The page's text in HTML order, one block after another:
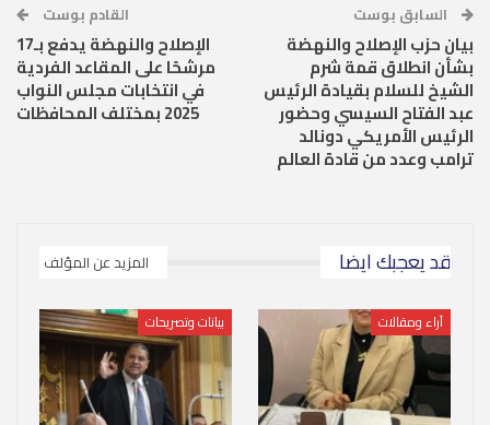
السابق بوست
بيان حزب الإصلاح والنهضة
بشأن انطلاق قمة شرم
الشيخ للسلام بقيادة الرئيس
عبد الفتاح السيسي وحضور
الرئيس الأمريكي دونالد
ترامب وعدد من قادة العالم
القادم بوست
الإصلاح والنهضة يدفع بـ17
مرشحًا على المقاعد الفردية
في انتخابات مجلس النواب
2025 بمختلف المحافظات
قد يعجبك ايضا المزيد عن المؤلف
آراء ومقالات بيانات وتصريحات